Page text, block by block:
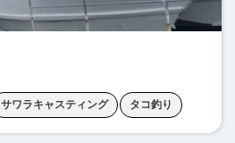
サワラキャスティング タコ釣り
五目釣り 青物キャスティング